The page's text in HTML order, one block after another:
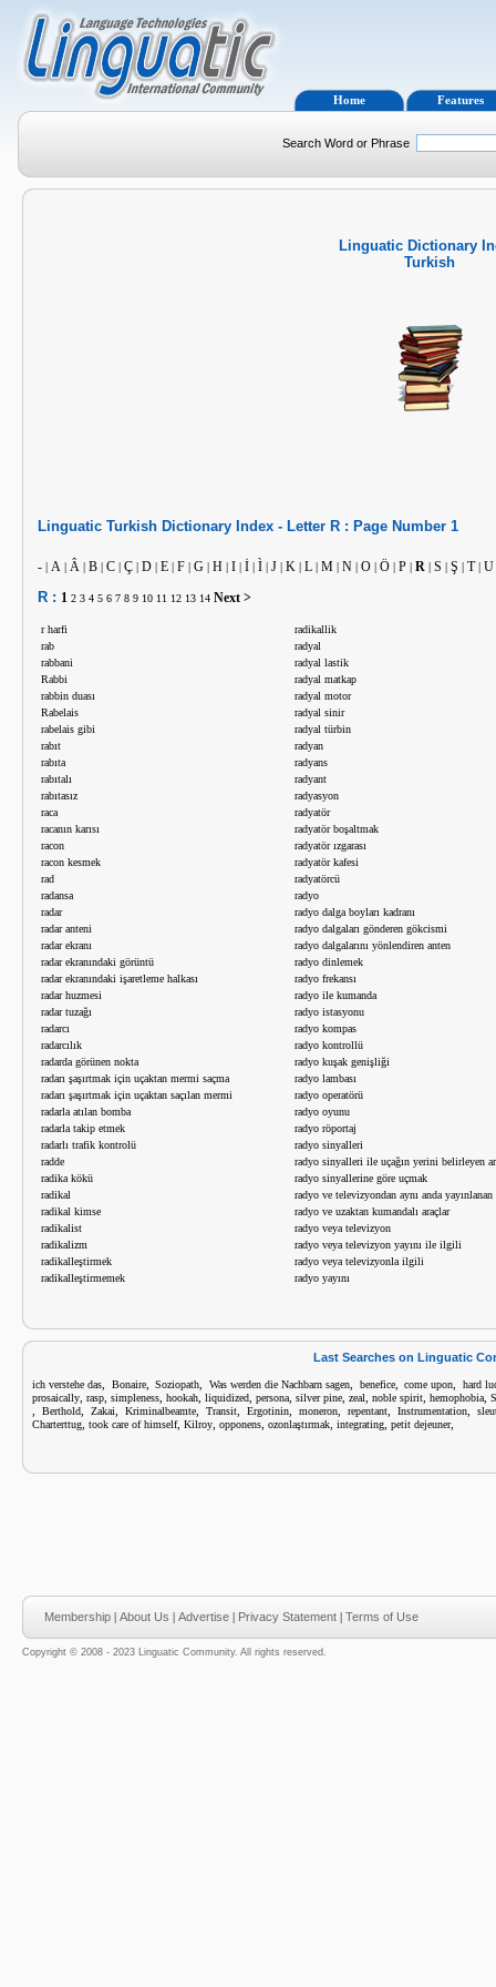
Home Features
Search Word or Phrase
Linguatic Dictionary
Turkish
Linguatic Turkish Dictionary Index - Letter R : Page Number 1
- | A | Â | B | C | Ç | D | E | F | G | H | I | İ | Ì | J | K | L | M | N | O | Ö | P | R | S | Ş | T| U
R : 1 2 3 4 5 6 7 8 9 10 11 12 13 14 Next >
r harfi
rab
rabbani
Rabbi
rabbin duası
Rabelais
rabelais gibi
rabıt
rabıta
rabıtalı
rabıtasız
raca
racanın karısı
racon
racon kesmek
rad
radansa
radar
radar anteni
radar ekranı
radar ekranındaki görüntü
radar ekranındaki işaretleme halkası
radar huzmesi
radar tuzağı
radarcı
radarcılık
radarda görünen nokta
radarı şaşırtmak için uçaktan mermi saçma
radarı şaşırtmak için uçaktan saçılan mermi
radarla atılan bomba
radarla takip etmek
radarlı trafik kontrolü
radde
radika kökü
radikal
radikal kimse
radikalist
radikalizm
radikalleştirmek
radikalleştirmemek
radikallik
radyal
radyal lastik
radyal matkap
radyal motor
radyal sinir
radyal türbin
radyan
radyans
radyant
radyasyon
radyatör
radyatör boşaltmak
radyatör ızgarası
radyatör kafesi
radyatörcü
radyo
radyo dalga boyları kadranı
radyo dalgaları gönderen gökcismi
radyo dalgalarını yönlendiren anten
radyo dinlemek
radyo frekansı
radyo ile kumanda
radyo istasyonu
radyo kompas
radyo kontrollü
radyo kuşak genişliği
radyo lambası
radyo operatörü
radyo oyunu
radyo röportaj
radyo sinyalleri
radyo sinyalleri ile uçağın yerini belirleyen
radyo sinyallerine göre uçmak
radyo ve televizyondan aynı anda yayınlanan
radyo ve uzaktan kumandalı araçlar
radyo veya televizyon
radyo veya televizyon yayını ile ilgili
radyo veya televizyonla ilgili
radyo yayını
Last Searches on Linguatic
ich verstehe das Bonaire,Soziopath ,Was werden die Nachbarn sagen benefice,come upon ,hard
prosaically rasp simpleness hookah liquidized persona silver pine zeal noble spirit hemophobia
Berthold Zakai Kriminalbeamte Transit Ergotinin moneron repentant Instrumentation
Charterttug took care of himself, Kilroy opponens ozonlaştırmak integrating petit dejeuner,
Membership | About Us | Advertise | Privacy Statement | Terms of Use
Copyright © 2008 - 2023 Linguatic Community. All rights reserved.